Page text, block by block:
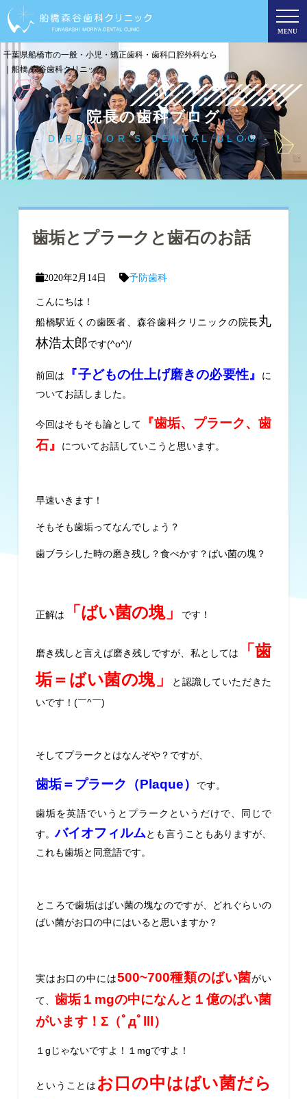
MENU
千葉県船橋市の一般・小児・矯正歯科・歯科口腔外科なら
｜船橋 森谷歯科クリニック
院長の歯科ブログ
DIRECTOR'S DENTAL BLOG
歯垢とプラークと歯石のお話
2020年2月14日 予防歯科
こんにちは！
船橋駅近くの歯医者、森谷歯科クリニックの院長丸
林浩太郎です(^o^)/
前回は 『子どもの仕上げ磨きの必要性』
に
ついてお話しました。
今回はそもそも論として
『歯垢、プラーク、歯
石』
についてお話していこうと思います。
早速いきます！
そもそも歯垢ってなんでしょう？
歯ブラシした時の磨き残し？食べかす？ばい菌の塊？
正解は 「ばい菌の塊」 です！
磨き残しと言えば磨き残しですが、私としては
「歯
垢＝ばい菌の塊」
と認識していただきた
いです！(￣^￣)
そしてプラークとはなんぞや？ですが、
歯垢＝プラーク（Plaque） です。
歯垢を英語でいうとプラークというだけで、同じで
す。バイオフィルムとも言うこともありますが、
これも歯垢と同意語です。
ところで歯垢はばい菌の塊なのですが、どれぐらいの
ばい菌がお口の中にはいると思いますか？
実はお口の中には500~700種類のばい菌がい
て、歯垢１mgの中になんと１億のばい菌
がいます！Σ（ﾟдﾟlll）
１gじゃないですよ！１mgですよ！
ということは お口の中はばい菌だら